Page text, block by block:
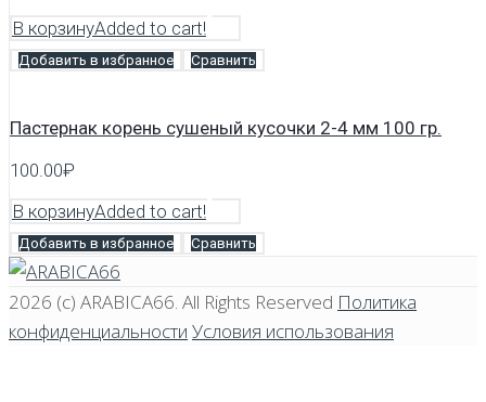
В корзинуAdded to cart!
Добавить в избранное Сравнить
Пастернак корень сушеный кусочки 2-4 мм 100 гр.
100.00₽
В корзинуAdded to cart!
Добавить в избранное Сравнить
2026 (c) ARABICA66 . All Rights Reserved Политика
конфиденциальности Условия использования